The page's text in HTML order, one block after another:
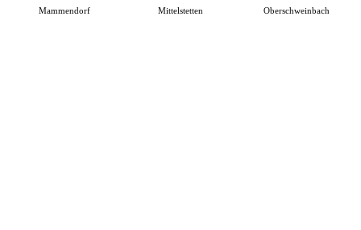
Mammendorf Mittelstetten Oberschweinbach